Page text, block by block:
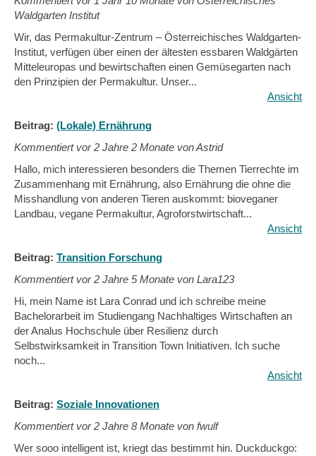
Waldgarten Institut
Wir, das Permakultur-Zentrum – Österreichisches Waldgarten-
Institut, verfügen über einen der ältesten essbaren Waldgärten
Mitteleuropas und bewirtschaften einen Gemüsegarten nach
den Prinzipien der Permakultur. Unser...
Ansicht
Beitrag: (Lokale) Ernährung
Kommentiert vor2 Jahre 2 Monate von Astrid
Hallo, mich interessieren besonders die Themen Tierrechte im
Zusammenhang mit Ernährung, also Ernährung die ohne die
Misshandlung von anderen Tieren auskommt: bioveganer
Landbau, vegane Permakultur, Agroforstwirtschaft...
Ansicht
Beitrag: Transition Forschung
Kommentiert vor2 Jahre 5 Monate von Lara123
Hi, mein Name ist Lara Conrad und ich schreibe meine
Bachelorarbeit im Studiengang Nachhaltiges Wirtschaften an
der Analus Hochschule über Resilienz durch
Selbstwirksamkeit in Transition Town Initiativen. Ich suche
noch...
Ansicht
Beitrag: Soziale Innovationen
Kommentiert vor2 Jahre 8 Monate von fwulf
Wer sooo intelligent ist, kriegt das bestimmt hin. Duckduckgo: